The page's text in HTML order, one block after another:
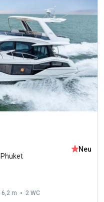
Phuket
Neu
m 2 WC